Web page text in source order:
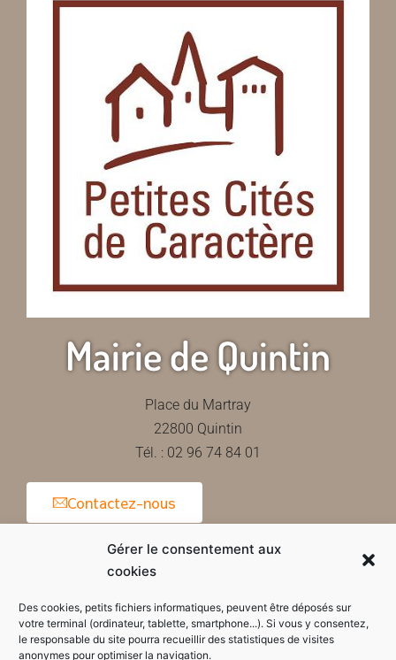
Gérer le consentement aux
cookies
Des cookies, petits fichiers informatiques, peuvent être déposés sur
votre terminal (ordinateur, tablette, smartphone...). Si vous y consentez,
le responsable du site pourra recueillir des statistiques de visites
anonymes pour optimiser la navigation.
Mairie de Quintin
Place du Martray
22800 Quintin
Tél. : 02 96 74 84 01
Contactez-nous
Horaires d'ouverture de la mairie